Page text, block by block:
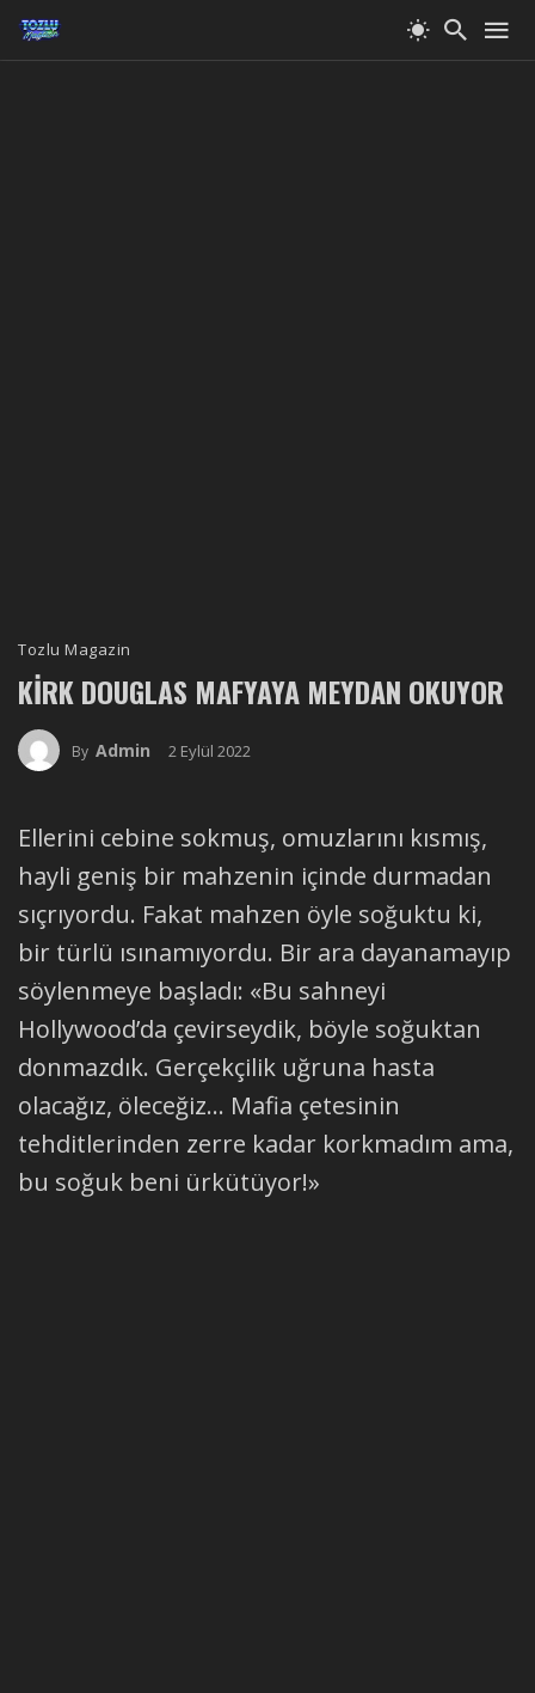
Tozlu Magazin
KIRK DOUGLAS MAFYAYA MEYDAN OKUYOR
By Admin 2 Eylül 2022
Ellerini cebine sokmuş, omuzlarını kısmış,
hayli geniş bir mahzenin içinde durmadan
sıçrıyordu. Fakat mahzen öyle soğuktu ki,
bir türlü ısınamıyordu. Bir ara dayanamayıp
söylenmeye başladı: «Bu sahneyi
Hollywood’da çevirseydik, böyle soğuktan
donmazdık. Gerçekçilik uğruna hasta
olacağız, öleceğiz… Mafia çetesinin
tehditlerinden zerre kadar korkmadım ama,
bu soğuk beni ürkütüyor!»